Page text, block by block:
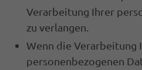
Verarbeitung Ihrer
zu verlangen.
Wenn die Verarbeitung
personenbezogenen